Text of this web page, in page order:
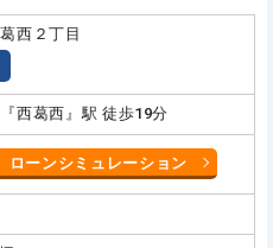
西２丁目
西葛西』駅 徒歩19分
ローンシミュレーション